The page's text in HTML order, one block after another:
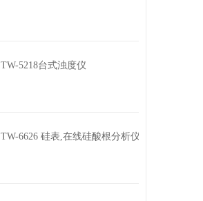
TW-5218台式浊度仪
TW-6626 硅表,在线硅酸根分析仪